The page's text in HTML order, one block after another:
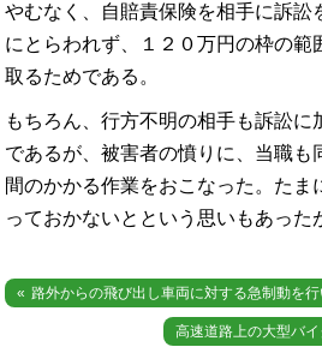
やむなく、自賠責保険を相手に訴訟
にとらわれず、１２０万円の枠の範
取るためである。
もちろん、行方不明の相手も訴訟に
であるが、被害者の憤りに、当職も
間のかかる作業をおこなった。たま
っておかないとという思いもあった
投 路外からの飛び出し車両に対する急制動を
高速道路上の大型バ